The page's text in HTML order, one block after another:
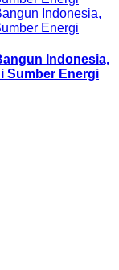
Indonesia,
Sumber Energi